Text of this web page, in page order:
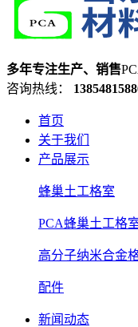
多年专注生产、销售
咨询热线：
首页
关于我们
产品展示
蜂巢土工格室
PCA蜂巢土工格
高分子纳米合金
配件
新闻动态